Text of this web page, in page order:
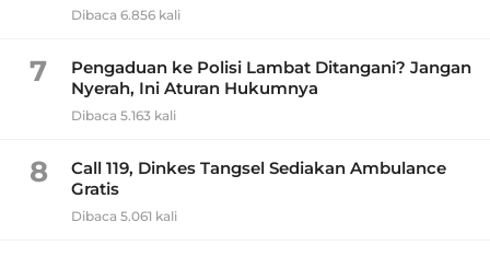
Dibaca 6.856 kali
7
Pengaduan ke Polisi Lambat Ditangani? Jangan
Nyerah, Ini Aturan Hukumnya
Dibaca 5.163 kali
8
Call 119, Dinkes Tangsel Sediakan Ambulance
Gratis
Dibaca 5.061 kali